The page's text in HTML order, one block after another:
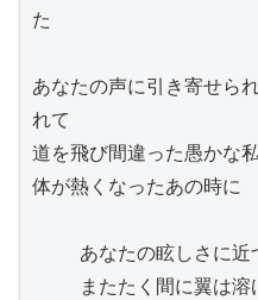
た
あなたの声に引き寄せら
れて
道を飛び間違った愚かな
体が熱くなったあの時に
あなたの眩しさに近
またたく間に翼は溶